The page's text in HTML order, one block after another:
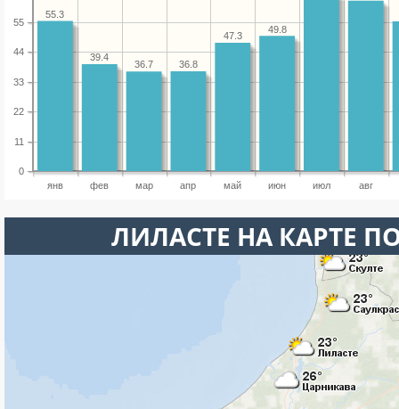
янв фев мар апр май июн июл авг
0
11
22
33
44
55
49.8
47.3
36.8
36.7
39.4
55.3
ЛИЛАСТЕ НА КАРТЕ